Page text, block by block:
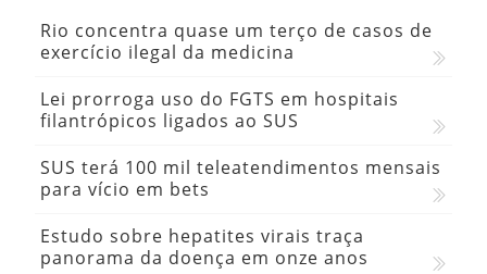
Rio concentra quase um terço de casos de
exercício ilegal da medicina
Lei prorroga uso do FGTS em hospitais
filantrópicos ligados ao SUS
SUS terá 100 mil teleatendimentos mensais
para vício em bets
Estudo sobre hepatites virais traça
panorama da doença em onze anos